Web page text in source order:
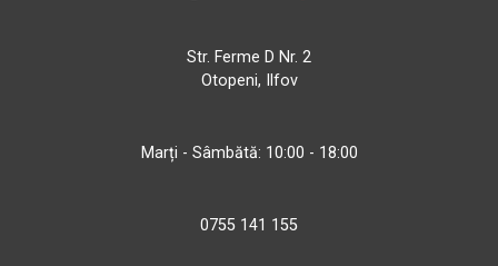
Str. Ferme D Nr. 2
Otopeni, Ilfov
Marți - Sâmbătă: 10:00 - 18:00
0755 141 155